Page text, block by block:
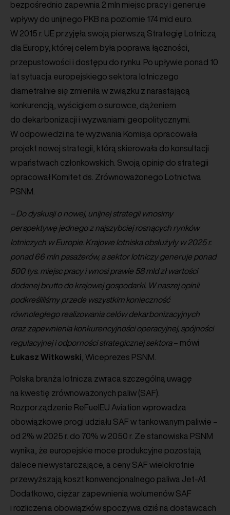
bezpośrednio zapewnia 2 mln miejsc pracy i generuje
wpływy do unijnego PKB na poziomie 174 mld euro.
W 2015 r. UE przyjęła swoją pierwszą Strategię Lotniczą
dla Europy, której celem była poprawa łączności,
przepustowości i dostępu do rynku. Po upływie ponad 10
lat sytuacja europejskiego sektora lotniczego
diametralnie się zmieniła w związku z narastającą
konkurencją, wyścigiem o surowce, dążeniem
do dekarbonizacji i wyzwaniami geopolitycznymi.
W odpowiedzi na te wyzwania Komisja opracowała
projekt nowej strategii, którą skierowała do konsultacji
w państwach członkowskich. Swoją opinię do strategii
opracował Komitet ds. Zrównoważonego Lotnictwa
PSNM.
– Do dyskusji o nowej, unijnej strategii wnosimy
perspektywę jednego z najszybciej rosnących rynków
lotniczych w Europie. Krajowe lotniska obsłużyły w 2025 r.
ponad 66 mln pasażerów, a sektor lotniczy generuje ponad
500 tys. miejsc pracy i wnosi prawie 58 mld zł wartości
dodanej brutto do krajowej gospodarki. W naszej opinii
podkreśliliśmy przede wszystkim konieczność
równoległego realizowania celów dekarbonizacyjnych
oraz zapewnienia konkurencyjności operacyjnej, spójności
regulacyjnej i odporności strategicznej sektora– mówi
Łukasz Witkowski , Wiceprezes PSNM.
Polska branża lotnicza zwraca szczególną uwagę
na kwestię zrównoważonych paliw (SAF).
Rozporządzenie ReFuelEU Aviation wprowadza
obowiązkowe progi udziału SAF w tankowanym paliwie –
od 2% w 2025 r. do 70% w 2050 r. Ze stanowiska PSNM
wynika, że europejskie moce produkcyjne pozostają
dalece niewystarczające, a ceny SAF wielokrotnie
przewyższają koszt konwencjonalnego paliwa Jet-A1.
Dodatkowo, ciężar zapewnienia wolumenów SAF
i rozliczenia obowiązków spoczywa dziś na dostawcach